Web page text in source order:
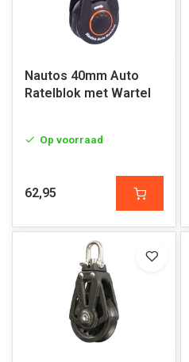
Nautos 40mm Auto
Ratelblok met Wartel
Op voorraad
62,95